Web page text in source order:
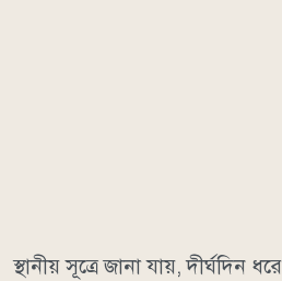
স্থানীয় সূত্রে জানা যায়, দীর্ঘদিন